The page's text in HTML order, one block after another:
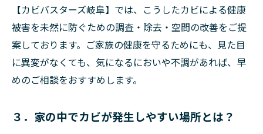
【カビバスターズ岐阜】では、こうしたカビによる健康
被害を未然に防ぐための調査・除去・空間の改善をご提
案しております。ご家族の健康を守るためにも、見た目
に異変がなくても、気になるにおいや不調があれば、早
めのご相談をおすすめします。
３．家の中でカビが発生しやすい場所とは？